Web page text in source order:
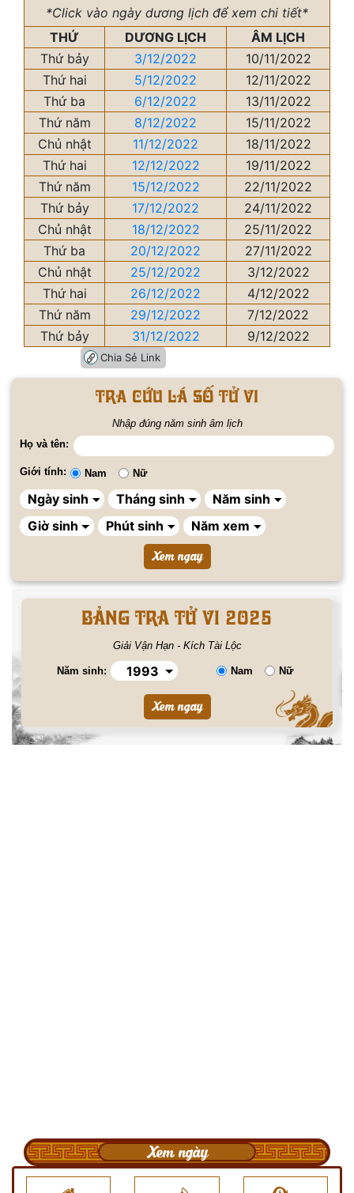
*Click vào ngày dương lịch để xem chi tiết*
THỨ
DƯƠNG LỊCH
ÂM LỊCH
Thứ bảy
3/12/2022
10/11/2022
Thứ hai
5/12/2022
12/11/2022
Thứ ba
6/12/2022
13/11/2022
Thứ năm
8/12/2022
15/11/2022
Chủ nhật
11/12/2022
18/11/2022
Thứ hai
12/12/2022
19/11/2022
Thứ năm
15/12/2022
22/11/2022
Thứ bảy
17/12/2022
24/11/2022
Chủ nhật
18/12/2022
25/11/2022
Thứ ba
20/12/2022
27/11/2022
Chủ nhật
25/12/2022
3/12/2022
Thứ hai
26/12/2022
4/12/2022
Thứ năm
29/12/2022
7/12/2022
Thứ bảy
31/12/2022 9/12/2022
Chia Sẻ Link
Tra cứu lá số tử vi
Nhập đúng năm sinh âm lịch
Họ và tên:
Giới tính: Nam Nữ
BẢNG TRA TỬ VI 2025
Giải Vận Hạn - Kích Tài Lộc
Năm sinh: Nam Nữ
Xem ngày